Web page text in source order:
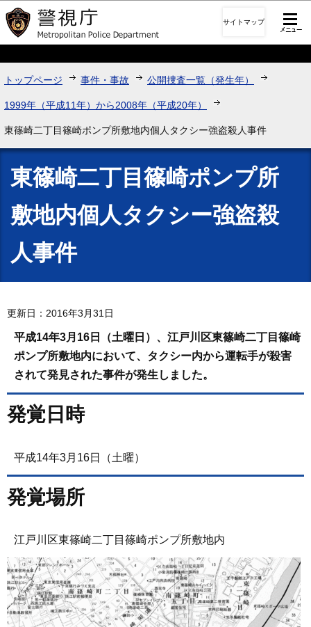
このページの本文へ移動
サイトマップ
トップページ 事件・事故 公開捜査一覧（発生年）
1999年（平成11年）から2008年（平成20年）
東篠崎二丁目篠崎ポンプ所敷地内個人タクシー強盗殺人事件
東篠崎二丁目篠崎ポンプ所
敷地内個人タクシー強盗殺
人事件
更新日：2016年3月31日
平成14年3月16日（土曜日）、江戸川区東篠崎二丁目篠崎
ポンプ所敷地内において、タクシー内から運転手が殺害
されて発見された事件が発生しました。
発覚日時
平成14年3月16日（土曜）
発覚場所
江戸川区東篠崎二丁目篠崎ポンプ所敷地内